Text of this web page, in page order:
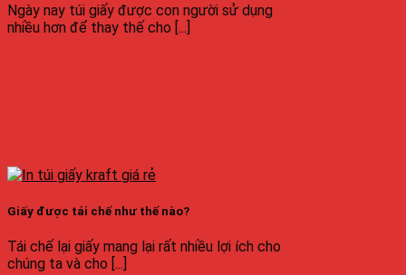
Ngày nay túi giấy được con người sử dụng
nhiều hơn để thay thế cho [...]
Giấy được tái chế như thế nào?
Tái chế lại giấy mang lại rất nhiều lợi ích cho
chúng ta và cho [...]